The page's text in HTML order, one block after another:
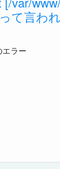
て言わ
エラー